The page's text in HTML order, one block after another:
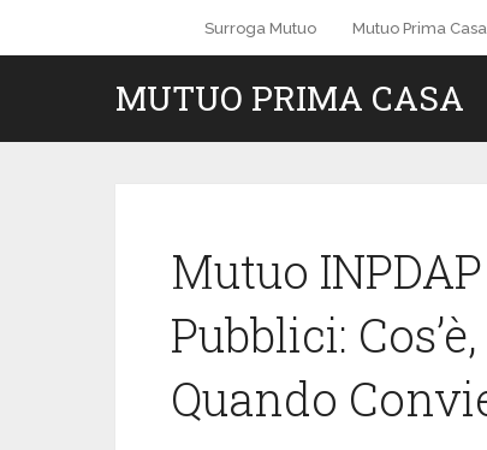
Surroga Mutuo Mutuo Prima Casa
MUTUO PRIMA CASA
Mutuo
Pubblici:
Quando